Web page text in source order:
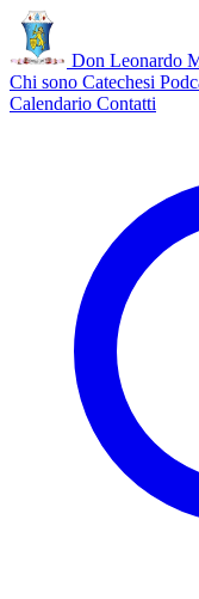
Don Leonardo
Chi sono Catechesi
Calendario Contatti